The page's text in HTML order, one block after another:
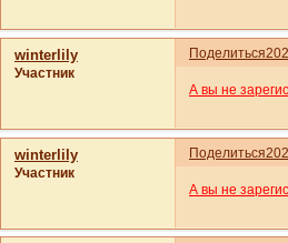
Поделиться
winterlily
Участник
А вы не
Поделиться
winterlily
Участник
А вы не